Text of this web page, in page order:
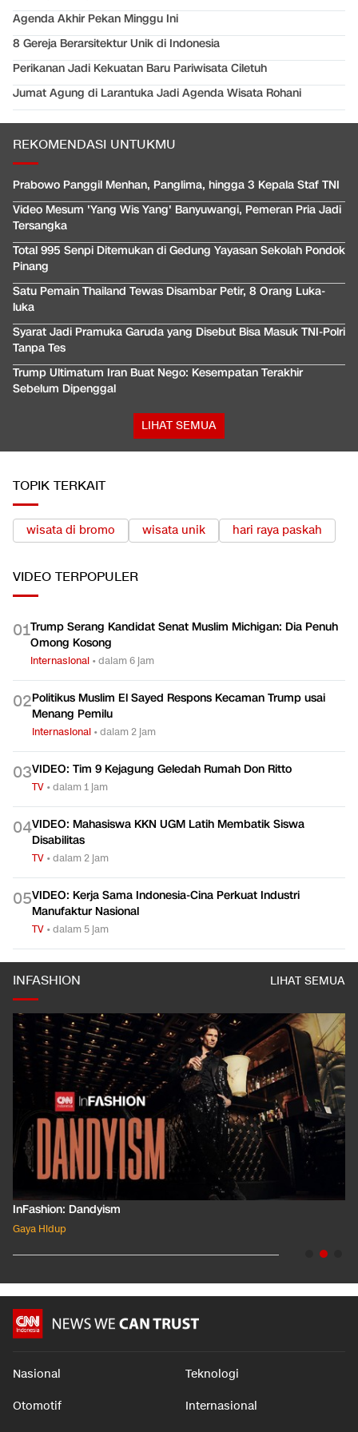
Agenda Akhir Pekan Minggu Ini
8 Gereja Berarsitektur Unik di Indonesia
Perikanan Jadi Kekuatan Baru Pariwisata Ciletuh
Jumat Agung di Larantuka Jadi Agenda Wisata Rohani
REKOMENDASI UNTUKMU
Prabowo Panggil Menhan, Panglima, hingga 3 Kepala Staf TNI
Video Mesum 'Yang Wis Yang' Banyuwangi, Pemeran Pria Jadi
Tersangka
Total 995 Senpi Ditemukan di Gedung Yayasan Sekolah Pondok
Pinang
Satu Pemain Thailand Tewas Disambar Petir, 8 Orang Luka-
luka
Syarat Jadi Pramuka Garuda yang Disebut Bisa Masuk TNI-Polri
Tanpa Tes
Trump Ultimatum Iran Buat Nego: Kesempatan Terakhir
Sebelum Dipenggal
LIHAT SEMUA
TOPIK TERKAIT
wisata di bromo wisata unik hari raya paskah
VIDEO TERPOPULER
01Trump Serang Kandidat Senat Muslim Michigan: Dia Penuh
Omong Kosong
Internasional •dalam 6 jam
02Politikus Muslim El Sayed Respons Kecaman Trump usai
Menang Pemilu
Internasional •dalam 2 jam
03VIDEO: Tim 9 Kejagung Geledah Rumah Don Ritto
TV •dalam 1 jam
04VIDEO: Mahasiswa KKN UGM Latih Membatik Siswa
Disabilitas
TV •dalam 2 jam
05VIDEO: Kerja Sama Indonesia-Cina Perkuat Industri
Manufaktur Nasional
TV •dalam 5 jam
INFASHION LIHAT SEMUA
InFashion: Dandyism
Gaya Hidup
Nasional Teknologi
Otomotif Internasional